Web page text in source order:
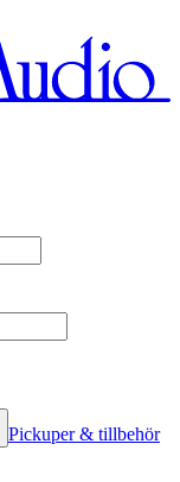
Pickuper & tillbehör